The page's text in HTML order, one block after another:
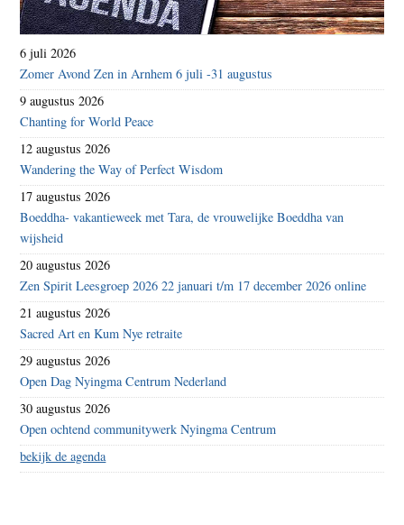
6 juli 2026
Zomer Avond Zen in Arnhem 6 juli -31 augustus
9 augustus 2026
Chanting for World Peace
12 augustus 2026
Wandering the Way of Perfect Wisdom
17 augustus 2026
Boeddha- vakantieweek met Tara, de vrouwelijke Boeddha van
wijsheid
20 augustus 2026
Zen Spirit Leesgroep 2026 22 januari t/m 17 december 2026 online
21 augustus 2026
Sacred Art en Kum Nye retraite
29 augustus 2026
Open Dag Nyingma Centrum Nederland
30 augustus 2026
Open ochtend communitywerk Nyingma Centrum
bekijk de agenda